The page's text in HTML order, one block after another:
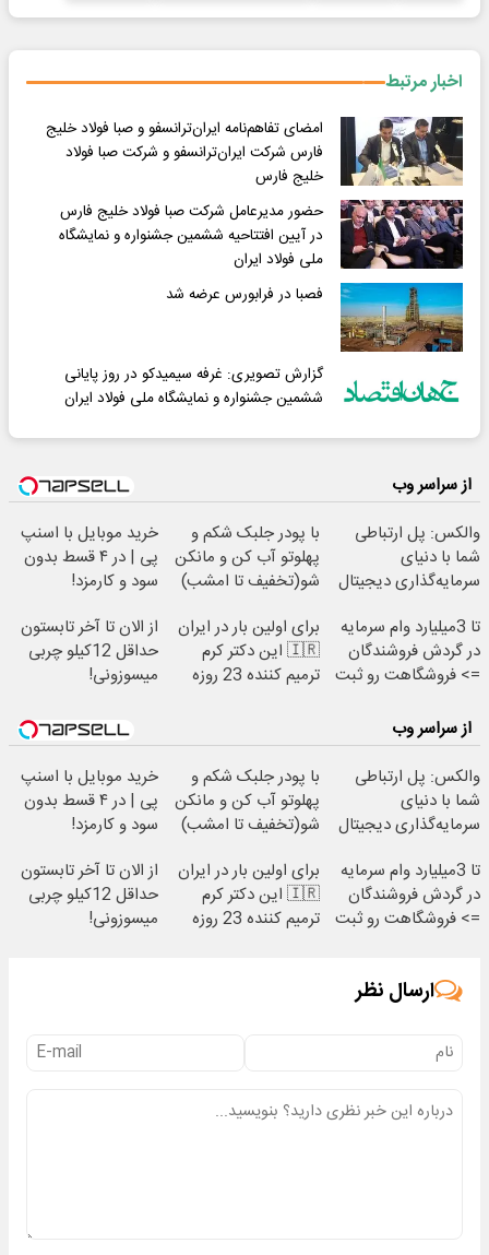
اخبار مرتبط
امضای تفاهم‌نامه ایران‌ترانسفو و صبا فولاد خلیج
فارس شرکت ایران‌ترانسفو و شرکت صبا فولاد
خلیج فارس
حضور مدیرعامل شرکت صبا فولاد خلیج فارس
در آیین افتتاحیه ششمین جشنواره و نمایشگاه
ملی فولاد ایران
فصبا در فرابورس عرضه شد
گزارش تصویری: غرفه سیمیدکو در روز پایانی
ششمین جشنواره و نمایشگاه ملی فولاد ایران
از سراسر وب
والکس: پل ارتباطی
شما با دنیای
سرمایه‌گذاری دیجیتال
با پودر جلبک شکم و
پهلوتو آب کن و مانکن
شو(تخفیف تا امشب)
خرید موبایل با اسنپ
پی | در ۴ قسط بدون
سود و کارمزد!
تا 3میلیارد وام سرمایه
در گردش فروشندگان
=> فروشگاهت رو ثبت
برای اولین بار در ایران
🇮🇷 این دکتر کرم
ترمیم کننده 23 روزه
از الان تا آخر تابستون
حداقل 12کیلو چربی
میسوزونی!
از سراسر وب
والکس: پل ارتباطی
شما با دنیای
سرمایه‌گذاری دیجیتال
با پودر جلبک شکم و
پهلوتو آب کن و مانکن
شو(تخفیف تا امشب)
خرید موبایل با اسنپ
پی | در ۴ قسط بدون
سود و کارمزد!
تا 3میلیارد وام سرمایه
در گردش فروشندگان
=> فروشگاهت رو ثبت
برای اولین بار در ایران
🇮🇷 این دکتر کرم
ترمیم کننده 23 روزه
از الان تا آخر تابستون
حداقل 12کیلو چربی
میسوزونی!
ارسال نظر